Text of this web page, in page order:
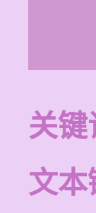
关键
文本